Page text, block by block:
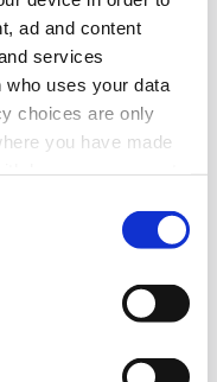
ad and content
services
who uses your data
choices are only
you have made
data is processed
and ads, to
P&G och det
tappade i